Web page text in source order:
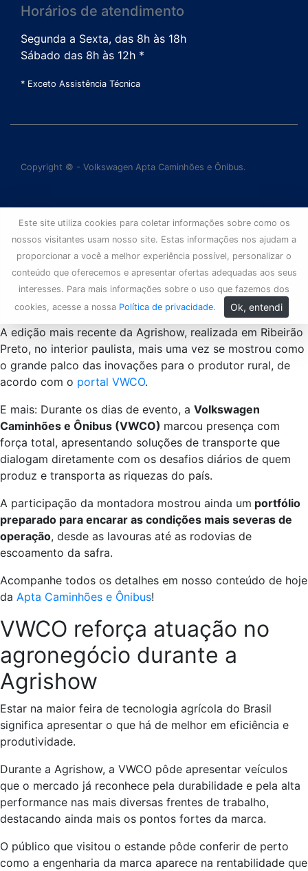
Horários de atendimento
Segunda a Sexta, das 8h às 18h
Sábado das 8h às 12h *
* Exceto Assistência Técnica
Copyright © - Volkswagen Apta Caminhões e Ônibus.
Este site utiliza cookies para coletar informações sobre como os
nossos visitantes usam nosso site. Estas informações nos ajudam a
proporcionar a você a melhor experiência possível, personalizar o
conteúdo que oferecemos e apresentar ofertas adequadas aos seus
interesses. Para mais informações sobre o uso que fazemos dos
cookies, acesse a nossa Política de privacidade. Ok, entendi
A edição mais recente da Agrishow, realizada em Ribeirão
Preto, no interior paulista, mais uma vez se mostrou como
o grande palco das inovações para o produtor rural, de
acordo com o portal VWCO.
E mais: Durante os dias de evento, a Volkswagen
Caminhões e Ônibus (VWCO) marcou presença com
força total, apresentando soluções de transporte que
dialogam diretamente com os desafios diários de quem
produz e transporta as riquezas do país.
A participação da montadora mostrou ainda um portfólio
preparado para encarar as condições mais severas de
operação, desde as lavouras até as rodovias de
escoamento da safra.
Acompanhe todos os detalhes em nosso conteúdo de hoje
da Apta Caminhões e Ônibus!
VWCO reforça atuação no
agronegócio durante a
Agrishow
Estar na maior feira de tecnologia agrícola do Brasil
significa apresentar o que há de melhor em eficiência e
produtividade.
Durante a Agrishow, a VWCO pôde apresentar veículos
que o mercado já reconhece pela durabilidade e pela alta
performance nas mais diversas frentes de trabalho,
destacando ainda mais os pontos fortes da marca.
O público que visitou o estande pôde conferir de perto
como a engenharia da marca aparece na rentabilidade que